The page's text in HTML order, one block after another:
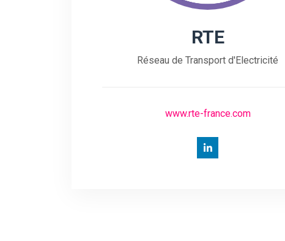
RTE
Réseau de Transport d'Electricité
www.rte-france.com